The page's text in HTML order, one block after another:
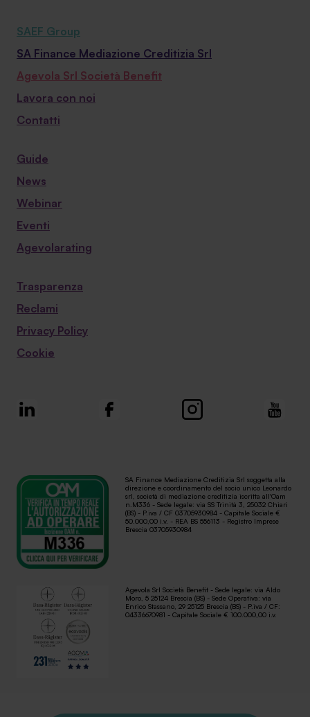
SAEF Group
SA Finance Mediazione Creditizia Srl
Agevola Srl Società Benefit
Lavora con noi
Contatti
Guide
News
Webinar
Eventi
Agevolarating
Trasparenza
Reclami
Privacy Policy
Cookie
SA Finance Mediazione Creditizia Srl soggetta alla
direzione e coordinamento del socio unico Leonardo
srl, società di mediazione creditizia iscritta all'Oam
n.M336 - Sede legale: via SS Trinità 3, 25032 Chiari
(BS) - P.iva / CF 03705930984 - Capitale Sociale €
50.000,00 i.v. - REA BS 556113 - Registro Imprese
Brescia 03705930984
Agevola Srl Società Benefit - Sede legale: via Aldo
Moro, 5 25124 Brescia (BS) - Sede Operativa: via
Enrico Stassano, 29 25125 Brescia (BS) - P.iva / CF:
04336670981 - Capitale Sociale € 100.000,00 i.v.